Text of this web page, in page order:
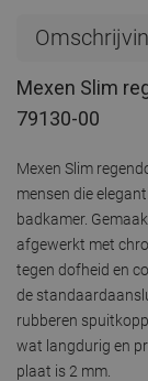
Mexen Slim
79130-00
Mexen Slim
mensen die
badkamer.
afgewerkt met
tegen dofheid en
de
rubberen
wat langdurig en
plaat is 2 mm.